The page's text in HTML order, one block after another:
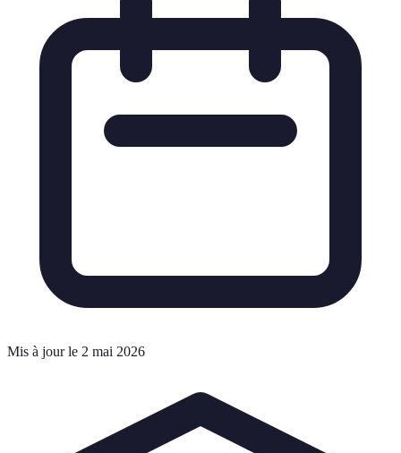
Mis à jour le 2 mai 2026